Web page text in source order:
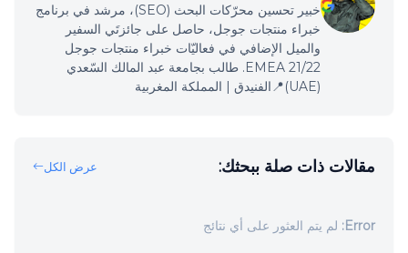
خبير تحسين محرّكات البحث (SEO)، مرشد في برنامج
خبراء منتجات جوجل، حاصل على جائزتَي السفير
والميل الإضافي في فعاليّات خبراء منتجات جوجل
EMEA 21/22. طالب بجامعة عبد المالك السّعدي
(UAE)📍الفنيدق | المملكة المغربية
مقالات ذات صلة ببحثك: عرض الكل
Error: لم يتم العثور على أي نتائج